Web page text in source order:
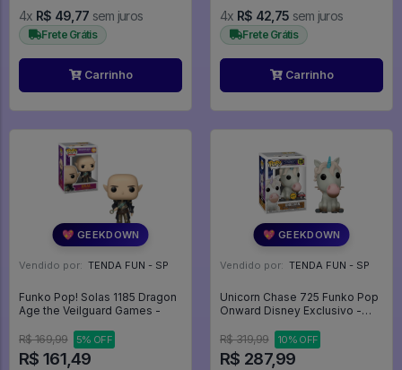
4x R$ 49,77 sem juros
Frete Grátis
Carrinho
4x R$ 42,75 sem juros
Frete Grátis
Carrinho
💖 GEEKDOWN
Vendido por: TENDA FUN - SP
Funko Pop! Solas 1185 Dragon
Age the Veilguard Games -
R$ 169,99 5% OFF
R$ 161,49
💖 GEEKDOWN
Vendido por: TENDA FUN - SP
Unicorn Chase 725 Funko Pop
Onward Disney Exclusivo -
R$ 319,99 10% OFF
R$ 287,99